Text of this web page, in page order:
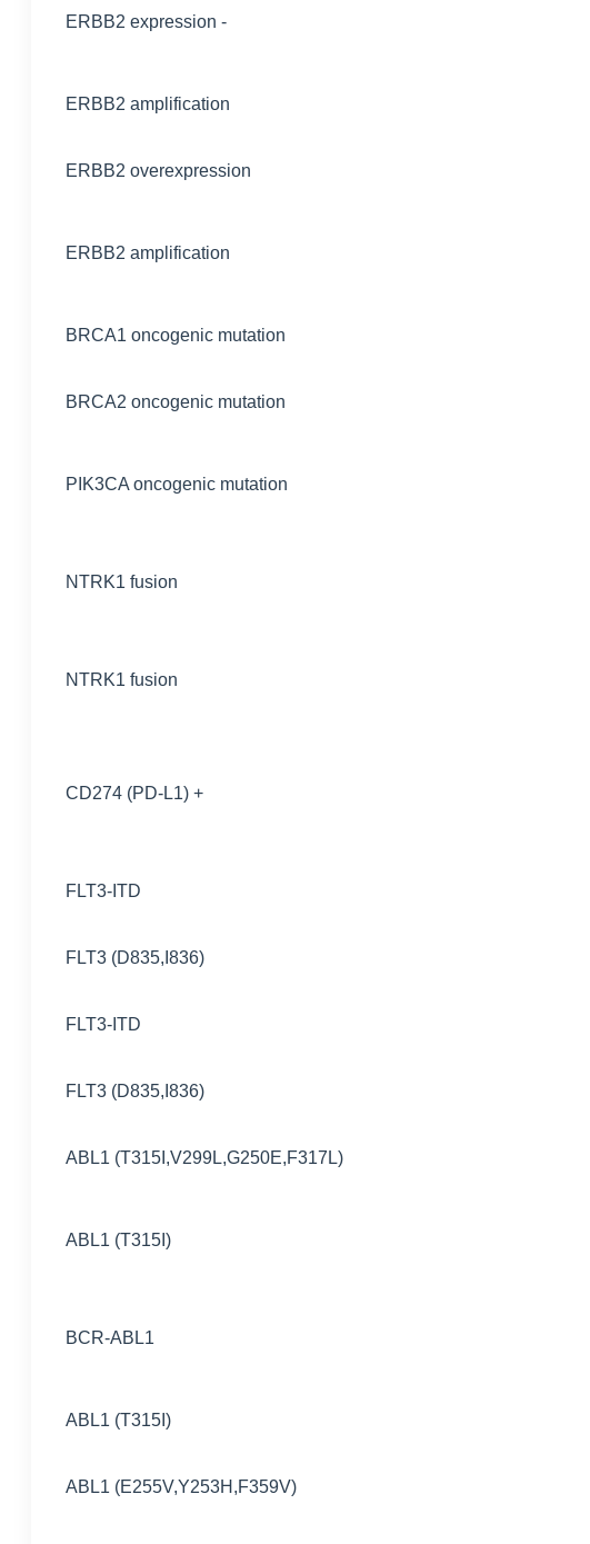
ERBB2 expression -
ERBB2 amplification
ERBB2 overexpression
ERBB2 amplification
BRCA1 oncogenic mutation
BRCA2 oncogenic mutation
PIK3CA oncogenic mutation
NTRK1 fusion
NTRK1 fusion
CD274 (PD-L1) +
FLT3-ITD
FLT3 (D835,I836)
FLT3-ITD
FLT3 (D835,I836)
ABL1 (T315I,V299L,G250E,F317L)
ABL1 (T315I)
BCR-ABL1
ABL1 (T315I)
ABL1 (E255V,Y253H,F359V)